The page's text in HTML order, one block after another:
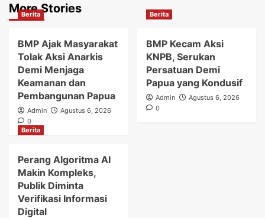
More Stories
Berita
BMP Ajak Masyarakat
Tolak Aksi Anarkis
Demi Menjaga
Keamanan dan
Pembangunan Papua
Admin
Agustus 6, 2026
0
Berita
BMP Kecam Aksi
KNPB, Serukan
Persatuan Demi
Papua yang Kondusif
Admin
Agustus 6, 2026
0
Berita
Perang Algoritma AI
Makin Kompleks,
Publik Diminta
Verifikasi Informasi
Digital